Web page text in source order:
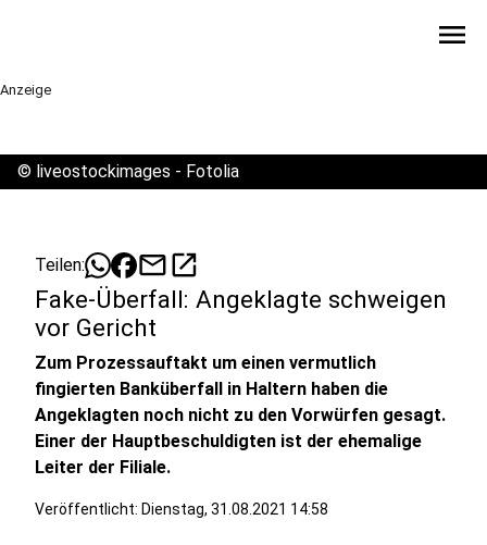
menu
Anzeige
© liveostockimages - Fotolia
Teilen: mailopen_in_new
Fake-Überfall: Angeklagte schweigen
vor Gericht
Zum Prozessauftakt um einen vermutlich
fingierten Banküberfall in Haltern haben die
Angeklagten noch nicht zu den Vorwürfen gesagt.
Einer der Hauptbeschuldigten ist der ehemalige
Leiter der Filiale.
Veröffentlicht: Dienstag, 31.08.2021 14:58